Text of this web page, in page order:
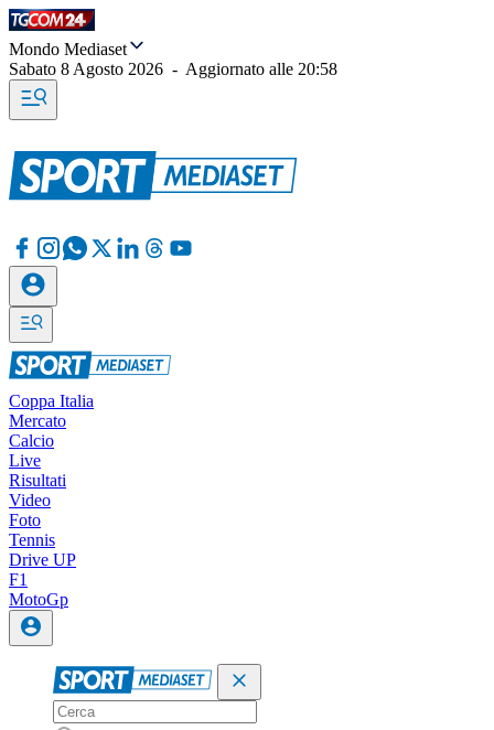
Mondo Mediaset
Sabato 8 Agosto 2026 - Aggiornato alle 20:58
Coppa Italia
Mercato
Calcio
Live
Risultati
Video
Foto
Tennis
Drive UP
F1
MotoGp